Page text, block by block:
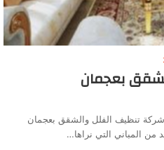
بعجمان
تنظيف الفلل والشقق بعجمان
من المباني التي نراها…